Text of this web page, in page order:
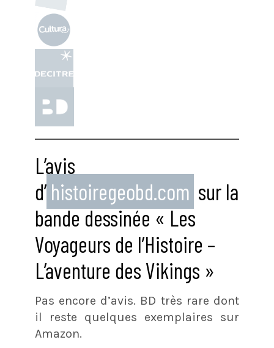
L’avis
d’ histoiregeobd.com sur la
bande dessinée « Les
Voyageurs de l’Histoire –
L’aventure des Vikings »
Pas encore d’avis. BD très rare dont
il reste quelques exemplaires sur
Amazon.